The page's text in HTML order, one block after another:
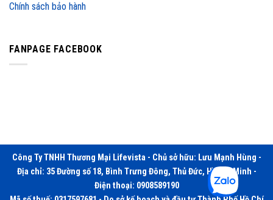
Chính sách bảo hành
FANPAGE FACEBOOK
Công Ty TNHH Thương Mại Lifevista - Chủ sở hữu: Lưu Mạnh Hùng -
Địa chỉ: 35 Đường số 18, Bình Trưng Đông, Thủ Đức, Hồ Chí Minh -
Điện thoại: 0908589190